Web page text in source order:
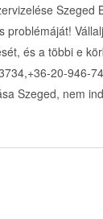
és a többi e
20-946-
Szeged, nem